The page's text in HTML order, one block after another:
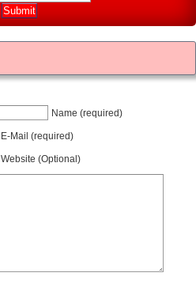
Name (required)
E-Mail (required)
Website (Optional)